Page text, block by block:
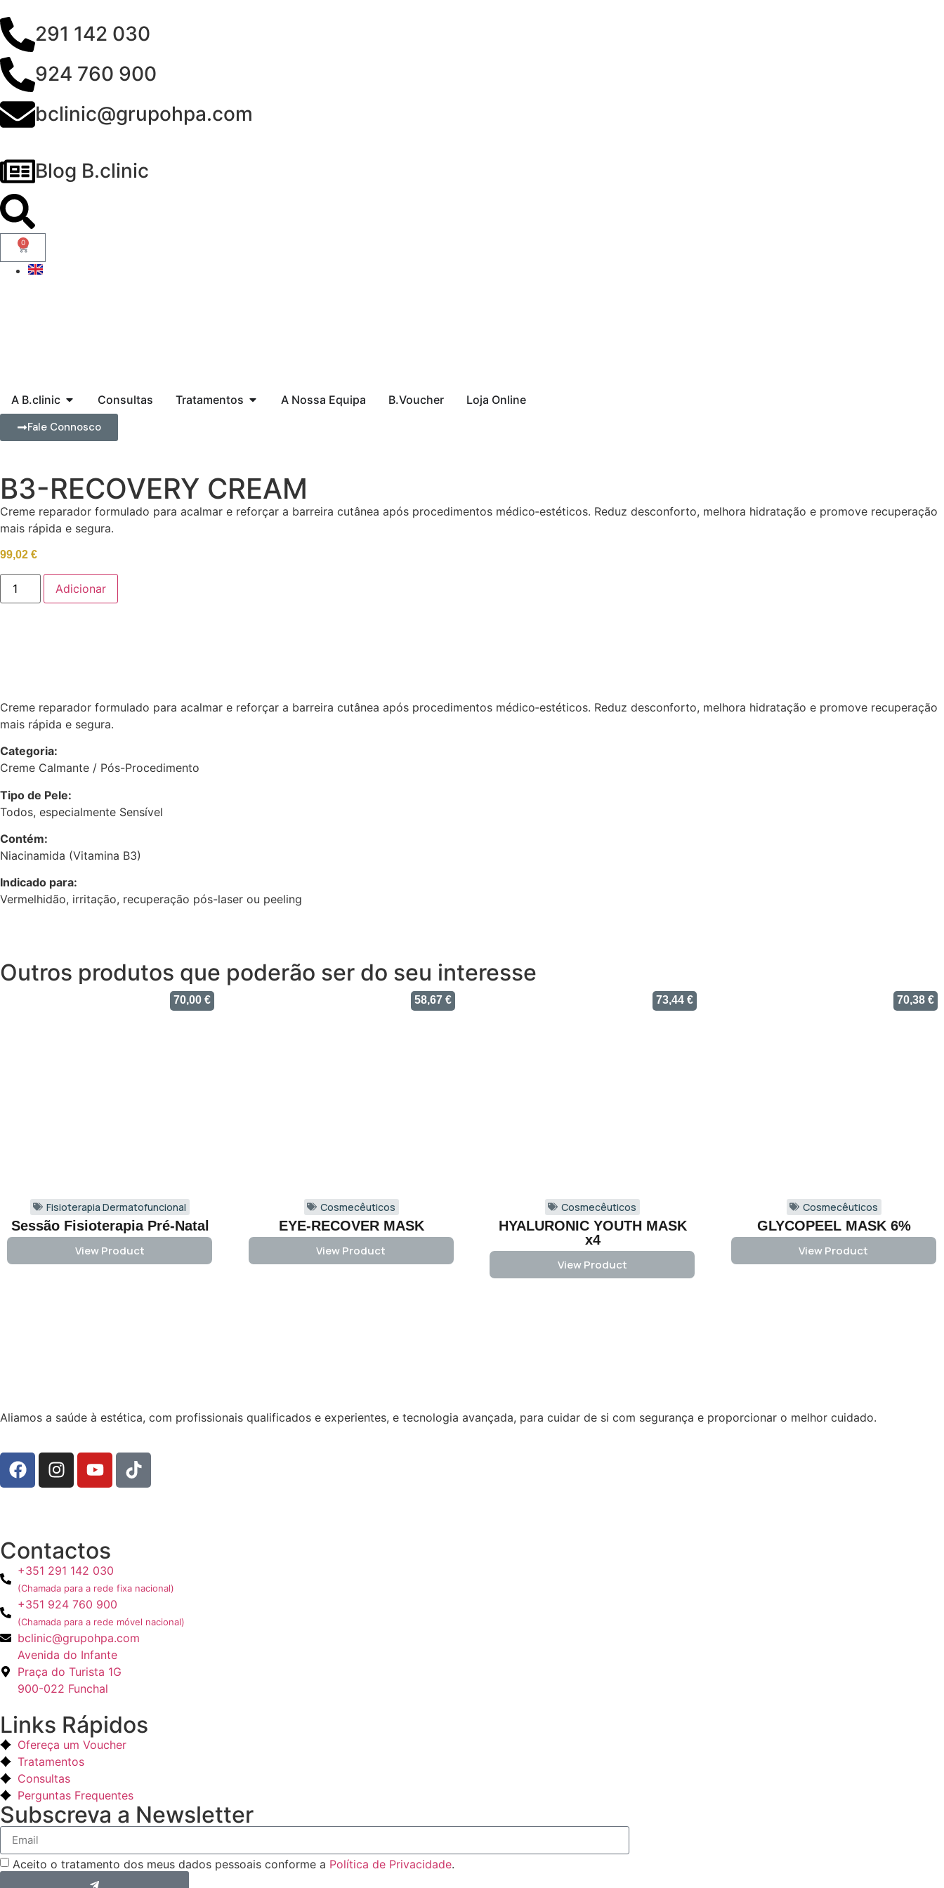
291 142 030
924 760 900
bclinic@grupohpa.com
Blog B.clinic
0
A B.clinic Consultas Tratamentos A Nossa Equipa B.Voucher
Loja Online
Fale Connosco
B3-RECOVERY CREAM
Creme reparador formulado para acalmar e reforçar a barreira cutânea após procedimentos médico‑estéticos. Reduz desconforto, melhora hidratação e promove recuperação
mais rápida e segura.
99,02 €
Adicionar
Creme reparador formulado para acalmar e reforçar a barreira cutânea após procedimentos médico‑estéticos. Reduz desconforto, melhora hidratação e promove recuperação
mais rápida e segura.
Categoria:
Creme Calmante / Pós-Procedimento
Tipo de Pele:
Todos, especialmente Sensível
Contém:
Niacinamida (Vitamina B3)
Indicado para:
Vermelhidão, irritação, recuperação pós-laser ou peeling
Outros produtos que poderão ser do seu interesse
70,00 €
Fisioterapia Dermatofuncional
Sessão Fisioterapia Pré-Natal
View Product
58,67 €
Cosmecêuticos
EYE-RECOVER MASK
View Product
73,44 €
Cosmecêuticos
HYALURONIC YOUTH MASK
x4
View Product
70,38 €
Cosmecêuticos
GLYCOPEEL MASK 6%
View Product
Aliamos a saúde à estética, com profissionais qualificados e experientes, e tecnologia avançada, para cuidar de si com segurança e proporcionar o melhor cuidado.
Contactos
+351 291 142 030
(Chamada para a rede fixa nacional)
+351 924 760 900
(Chamada para a rede móvel nacional)
bclinic@grupohpa.com
Avenida do Infante
Praça do Turista 1G
900-022 Funchal
Links Rápidos
Ofereça um Voucher
Tratamentos
Consultas
Perguntas Frequentes
Subscreva a Newsletter
Aceito o tratamento dos meus dados pessoais conforme a Política de Privacidade.